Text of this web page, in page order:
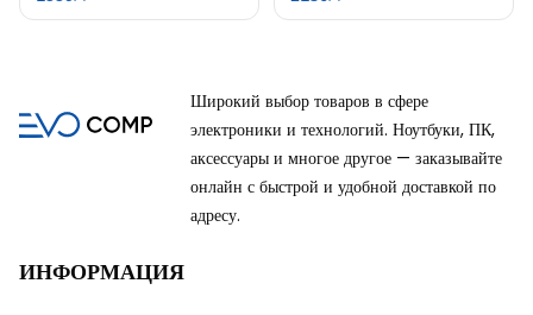
Широкий выбор товаров в сфере
электроники и технологий. Ноутбуки, ПК,
аксессуары и многое другое — заказывайте
онлайн с быстрой и удобной доставкой по
адресу.
ИНФОРМАЦИЯ